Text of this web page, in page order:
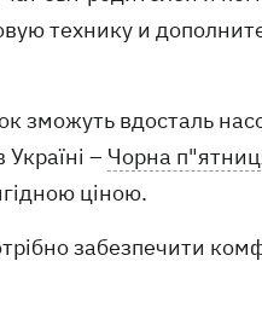
технику и
зможуть вдосталь
– Чорна
ціною.
забезпечити